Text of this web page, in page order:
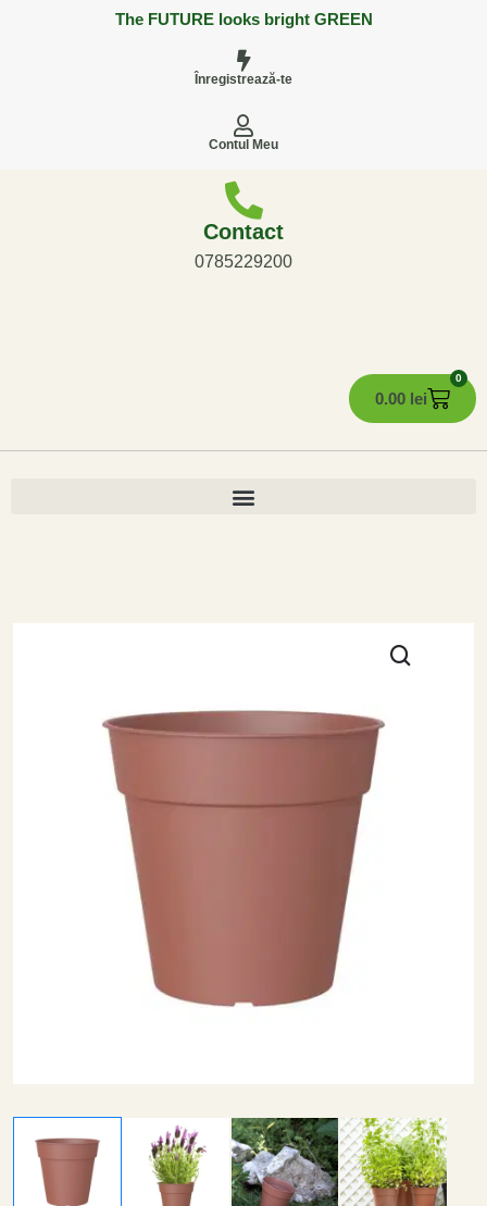
The FUTURE looks bright GREEN
Înregistrează-te
Contul Meu
Contact
0785229200
0.00 lei
0